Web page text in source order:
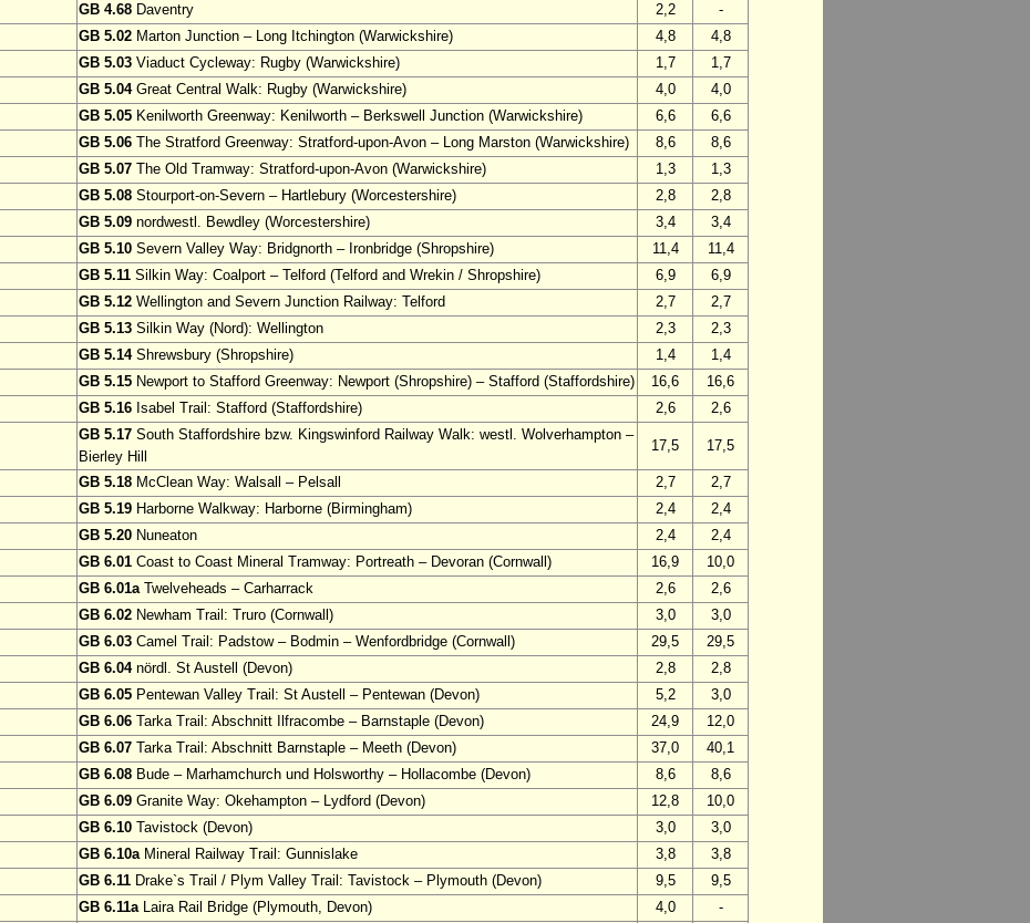
GB 4.68 Daventry 2,2
-
GB 5.02 Marton Junction – Long Itchington (Warwickshire) 4,8
4,8
GB 5.03 Viaduct Cycleway: Rugby (Warwickshire) 1,7
1,7
GB 5.04Great Central Walk: Rugby (Warwickshire) 4,0
4,0
GB 5.05 Kenilworth Greenway: Kenilworth – Berkswell Junction (Warwickshire) 6,6
6,6
GB 5.06 The Stratford Greenway: Stratford-upon-Avon – Long Marston (Warwickshire) 8,6
8,6
GB 5.07 The Old Tramway: Stratford-upon-Avon (Warwickshire) 1,3
1,3
GB 5.08 Stourport-on-Severn – Hartlebury (Worcestershire) 2,8
2,8
GB 5.09 nordwestl. Bewdley (Worcestershire) 3,4
3,4
GB 5.10 Severn Valley Way: Bridgnorth – Ironbridge (Shropshire) 11,4
11,4
GB 5.11 Silkin Way: Coalport – Telford (Telford and Wrekin / Shropshire) 6,9
6,9
GB 5.12 Wellington and Severn Junction Railway: Telford 2,7
2,7
GB 5.13 Silkin Way (Nord): Wellington 2,3
2,3
GB 5.14Shrewsbury (Shropshire) 1,4
1,4
GB 5.15 Newport to Stafford Greenway: Newport (Shropshire) – Stafford (Staffordshire) 16,6
16,6
GB 5.16 Isabel Trail: Stafford (Staffordshire) 2,6
2,6
GB 5.17 South Staffordshire bzw. Kingswinford Railway Walk: westl. Wolverhampton –
Bierley Hill
17,5 17,5
GB 5.18 McClean Way: Walsall – Pelsall 2,7
2,7
GB 5.19 Harborne Walkway: Harborne (Birmingham) 2,4
2,4
GB 5.20 Nuneaton 2,4
2,4
GB 6.01 Coast to Coast Mineral Tramway: Portreath – Devoran (Cornwall) 16,9
10,0
GB 6.01aTwelveheads – Carharrack 2,6
2,6
GB 6.02 Newham Trail: Truro (Cornwall) 3,0
3,0
GB 6.03 Camel Trail: Padstow – Bodmin – Wenfordbridge (Cornwall) 29,5
29,5
GB 6.04nördl. St Austell (Devon) 2,8
2,8
GB 6.05 Pentewan Valley Trail: St Austell – Pentewan (Devon) 5,2
3,0
GB 6.06 Tarka Trail: Abschnitt Ilfracombe – Barnstaple (Devon) 24,9
12,0
GB 6.07 Tarka Trail: Abschnitt Barnstaple – Meeth (Devon) 37,0
40,1
GB 6.08 Bude – Marhamchurch und Holsworthy – Hollacombe (Devon) 8,6
8,6
GB 6.09 Granite Way: Okehampton – Lydford (Devon) 12,8
10,0
GB 6.10 Tavistock (Devon) 3,0
3,0
GB 6.10aMineral Railway Trail: Gunnislake 3,8
3,8
GB 6.11 Drake`s Trail / Plym Valley Trail: Tavistock – Plymouth (Devon) 9,5
9,5
GB 6.11aLaira Rail Bridge (Plymouth, Devon) 4,0
-